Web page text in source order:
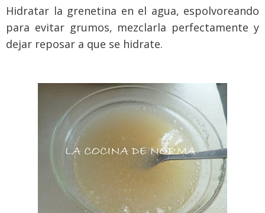
Hidratar la grenetina en el agua, espolvoreando
para evitar grumos, mezclarla perfectamente y
dejar reposar a que se hidrate.